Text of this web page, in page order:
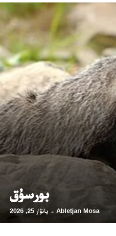
بورسۇق
Abletjan Mosa
- يانۋار 25, 2026